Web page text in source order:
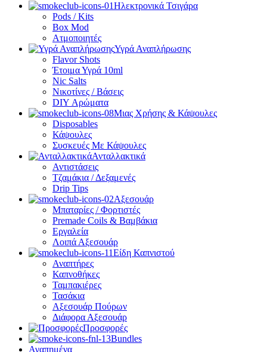
Ηλεκτρονικά Τσιγάρα
Pods / Kits
Box Mod
Ατμοποιητές
Υγρά Αναπλήρωσης
Flavor Shots
Έτοιμα Υγρά 10ml
Nic Salts
Νικοτίνες / Βάσεις
DIY Αρώματα
Μιας Χρήσης & Κάψουλες
Disposables
Κάψουλες
Συσκευές Με Κάψουλες
Ανταλλακτικά
Αντιστάσεις
Τζαμάκια / Δεξαμενές
Drip Tips
Αξεσουάρ
Μπαταρίες / Φορτιστές
Premade Coils & Βαμβάκια
Εργαλεία
Λοιπά Αξεσουάρ
Είδη Καπνιστού
Αναπτήρες
Καπνοθήκες
Ταμπακιέρες
Τασάκια
Αξεσουάρ Πούρων
Διάφορα Αξεσουάρ
Προσφορές
Bundles
Αγαπημένα